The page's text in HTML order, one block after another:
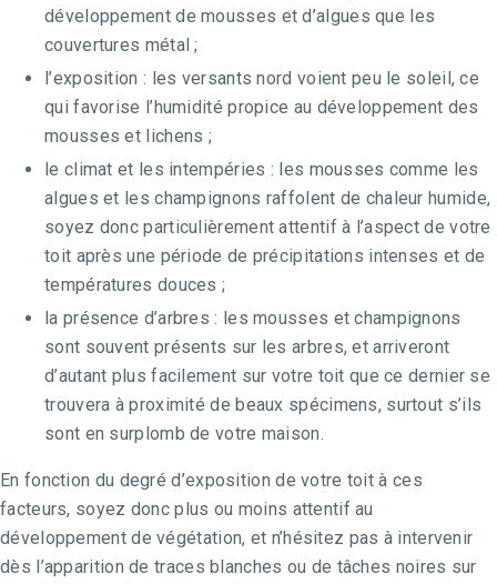
développement de mousses et d’algues que les
couvertures métal ;
l’exposition : les versants nord voient peu le soleil, ce
qui favorise l’humidité propice au développement des
mousses et lichens ;
le climat et les intempéries : les mousses comme les
algues et les champignons raffolent de chaleur humide,
soyez donc particulièrement attentif à l’aspect de votre
toit après une période de précipitations intenses et de
températures douces ;
la présence d’arbres : les mousses et champignons
sont souvent présents sur les arbres, et arriveront
d’autant plus facilement sur votre toit que ce dernier se
trouvera à proximité de beaux spécimens, surtout s’ils
sont en surplomb de votre maison.
En fonction du degré d’exposition de votre toit à ces
facteurs, soyez donc plus ou moins attentif au
développement de végétation, et n’hésitez pas à intervenir
dès l’apparition de traces blanches ou de tâches noires sur